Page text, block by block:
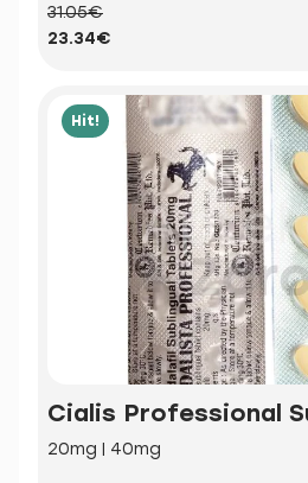
31.05€
23.34€
Hit!
Cialis Professional
20mg | 40mg